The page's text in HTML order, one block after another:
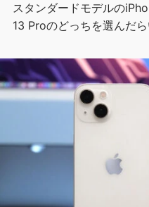
スタンダードモデルの
13 Proのどっちを選んだら